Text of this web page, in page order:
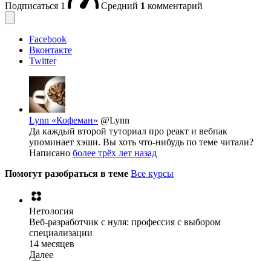
Подписаться 1 Средний 1 комментарий
Facebook
Вконтакте
Twitter
Lynn «Кофеман» @Lynn
Да каждый второй туториал про реакт и вебпак
упоминает хэши. Вы хоть что-нибудь по теме читали?
Написано более трёх лет назад
Помогут разобраться в теме Все курсы
Нетология
Веб-разработчик с нуля: профессия с выбором
специализации
14 месяцев
Далее